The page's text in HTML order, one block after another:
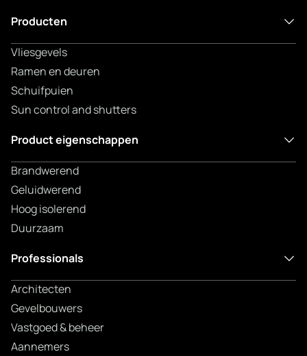
Producten
Vliesgevels
Ramen en deuren
Schuifpuien
Sun control and shutters
Product eigenschappen
Brandwerend
Geluidwerend
Hoog isolerend
Duurzaam
Professionals
Architecten
Gevelbouwers
Vastgoed & beheer
Aannemers